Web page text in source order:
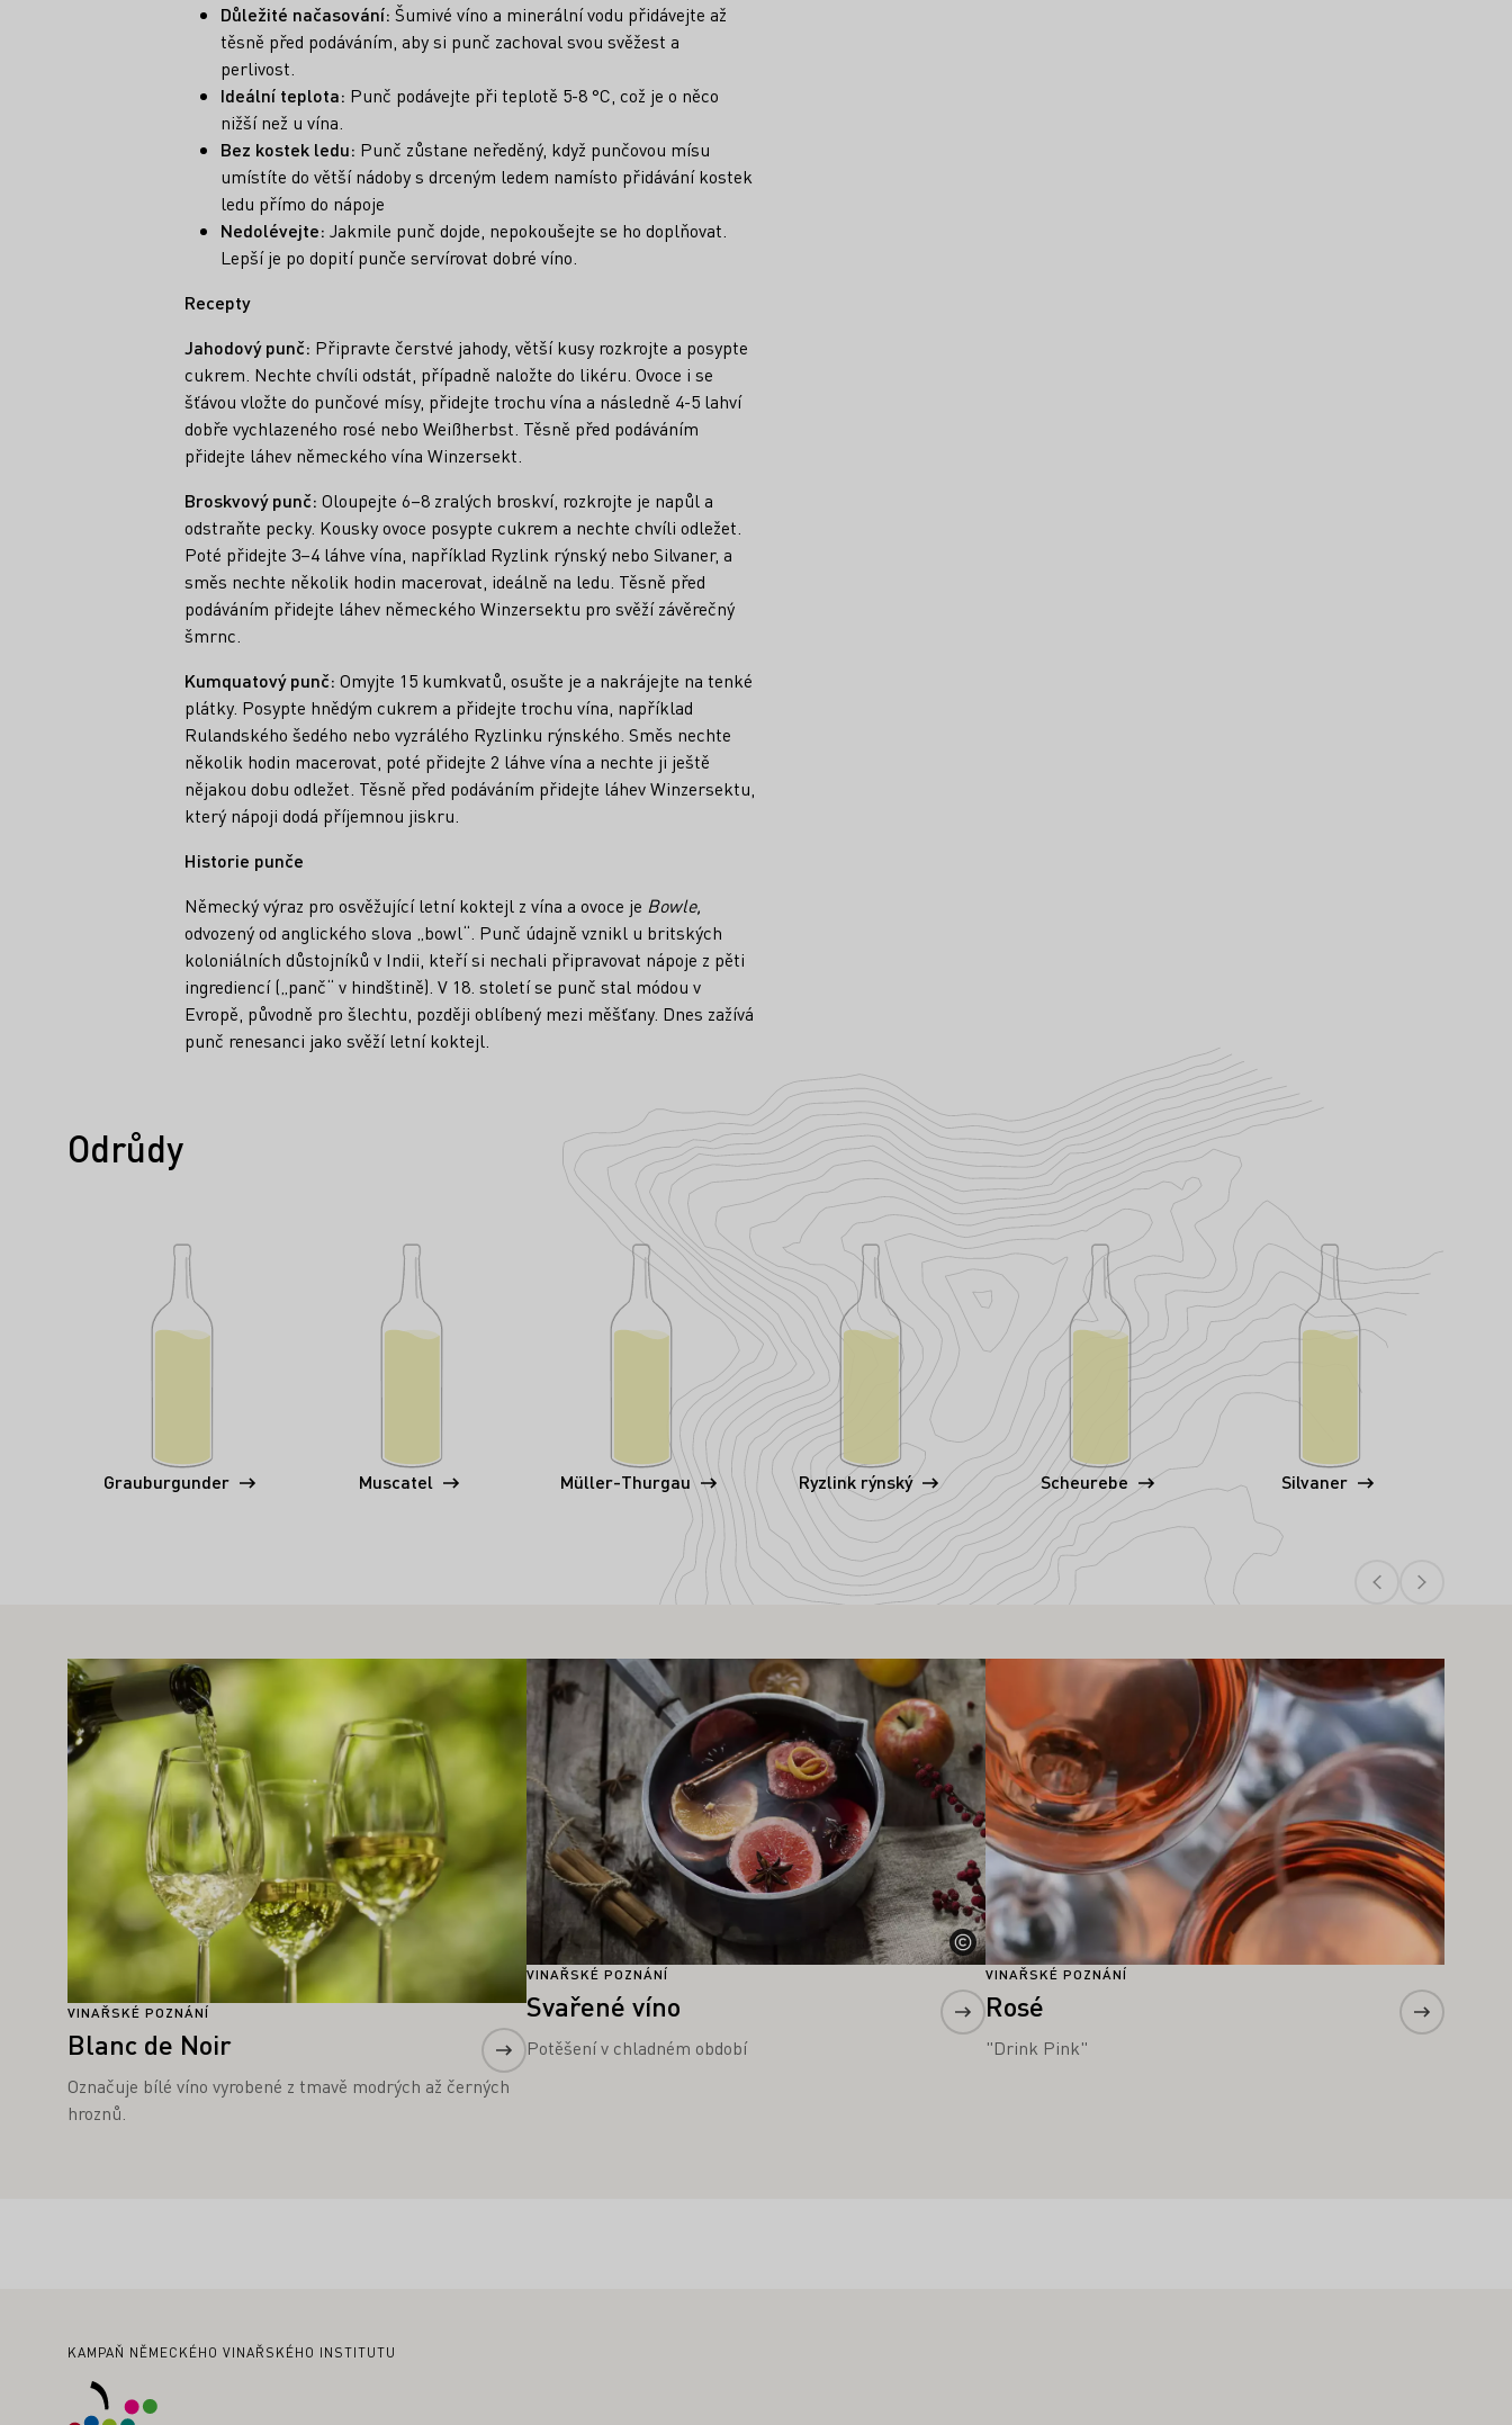
Důležité načasování: Šumivé víno a minerální vodu přidávejte až
těsně před podáváním, aby si punč zachoval svou svěžest a
perlivost.
Ideální teplota: Punč podávejte při teplotě 5-8 °C, což je o něco
nižší než u vína.
Bez kostek ledu: Punč zůstane neředěný, když punčovou mísu
umístíte do větší nádoby s drceným ledem namísto přidávání kostek
ledu přímo do nápoje
Nedolévejte: Jakmile punč dojde, nepokoušejte se ho doplňovat.
Lepší je po dopití punče servírovat dobré víno.
Recepty
Jahodový punč: Připravte čerstvé jahody, větší kusy rozkrojte a posypte
cukrem. Nechte chvíli odstát, případně naložte do likéru. Ovoce i se
šťávou vložte do punčové mísy, přidejte trochu vína a následně 4-5 lahví
dobře vychlazeného rosé nebo Weißherbst. Těsně před podáváním
přidejte láhev německého vína Winzersekt.
Broskvový punč: Oloupejte 6–8 zralých broskví, rozkrojte je napůl a
odstraňte pecky. Kousky ovoce posypte cukrem a nechte chvíli odležet.
Poté přidejte 3–4 láhve vína, například Ryzlink rýnský nebo Silvaner, a
směs nechte několik hodin macerovat, ideálně na ledu. Těsně před
podáváním přidejte láhev německého Winzersektu pro svěží závěrečný
šmrnc.
Kumquatový punč: Omyjte 15 kumkvatů, osušte je a nakrájejte na tenké
plátky. Posypte hnědým cukrem a přidejte trochu vína, například
Rulandského šedého nebo vyzrálého Ryzlinku rýnského. Směs nechte
několik hodin macerovat, poté přidejte 2 láhve vína a nechte ji ještě
nějakou dobu odležet. Těsně před podáváním přidejte láhev Winzersektu,
který nápoji dodá příjemnou jiskru.
Historie punče
Německý výraz pro osvěžující letní koktejl z vína a ovoce je Bowle,
odvozený od anglického slova „bowl“. Punč údajně vznikl u britských
koloniálních důstojníků v Indii, kteří si nechali připravovat nápoje z pěti
ingrediencí („panč“ v hindštině). V 18. století se punč stal módou v
Evropě, původně pro šlechtu, později oblíbený mezi měšťany. Dnes zažívá
punč renesanci jako svěží letní koktejl.
Odrůdy
Grauburgunder Muscatel Müller-Thurgau Ryzlink rýnský Scheurebe Silvaner
MOHLO ZAJÍMAT TAKÉ
VINAŘSKÉ POZNÁNÍ
Blanc de Noir
Označuje bílé víno vyrobené z tmavě modrých až černých
hroznů.
Zjistěte více
VINAŘSKÉ POZNÁNÍ
Svařené víno
Potěšení v chladném období
Zjistěte více
VINAŘSKÉ POZNÁNÍ
Rosé
"Drink Pink"
Zjistěte více
ZápatíKAMPAŇ NĚMECKÉHO VINAŘSKÉHO INSTITUTU